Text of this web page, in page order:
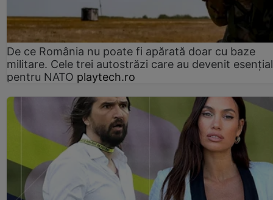
De ce România nu poate fi apărată doar cu baze
militare. Cele trei autostrăzi care au devenit
pentru NATO playtech.ro